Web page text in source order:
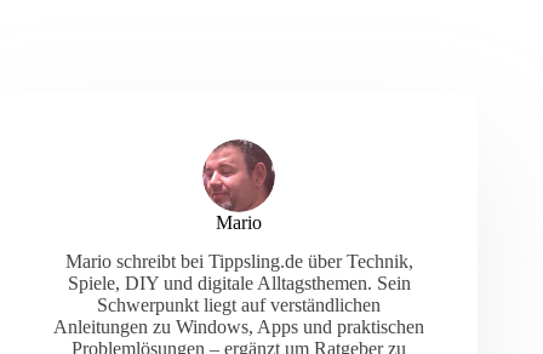
Mario
Mario schreibt bei Tippsling.de über Technik,
Spiele, DIY und digitale Alltagsthemen. Sein
Schwerpunkt liegt auf verständlichen
Anleitungen zu Windows, Apps und praktischen
Problemlösungen – ergänzt um Ratgeber zu